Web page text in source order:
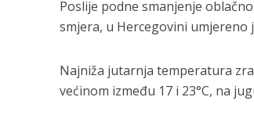
Poslije podne smanjenje
smjera, u Hercegovini umjereno
Najniža jutarnja temperatura
većinom između 17 i 23°C, na